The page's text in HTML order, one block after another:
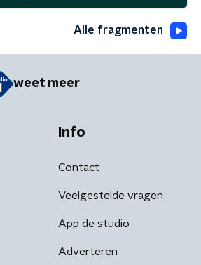
Alle fragmenten
weet meer
Info
Contact
Veelgestelde vragen
App de studio
Adverteren